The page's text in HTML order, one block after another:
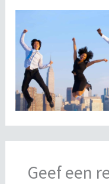
Geef een